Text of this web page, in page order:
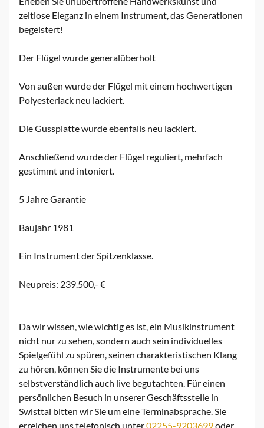
zeitlose Eleganz in einem Instrument, das Generationen
begeistert!
Der Flügel wurde generalüberholt
Von außen wurde der Flügel mit einem hochwertigen
Polyesterlack neu lackiert.
Die Gussplatte wurde ebenfalls neu lackiert.
Anschließend wurde der Flügel reguliert, mehrfach
gestimmt und intoniert.
5 Jahre Garantie
Baujahr 1981
Ein Instrument der Spitzenklasse.
Neupreis: 239.500,- €
Da wir wissen, wie wichtig es ist, ein Musikinstrument
nicht nur zu sehen, sondern auch sein individuelles
Spielgefühl zu spüren, seinen charakteristischen Klang
zu hören, können Sie die Instrumente bei uns
selbstverständlich auch live begutachten. Für einen
persönlichen Besuch in unserer Geschäftsstelle in
Swisttal bitten wir Sie um eine Terminabsprache. Sie
erreichen uns telefonisch unter02255-9203699oder